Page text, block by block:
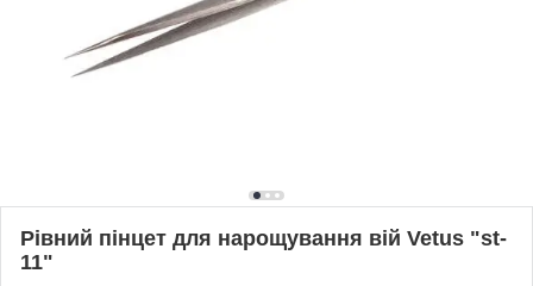
Рівний пінцет для нарощування вій Vetus "st-
11"